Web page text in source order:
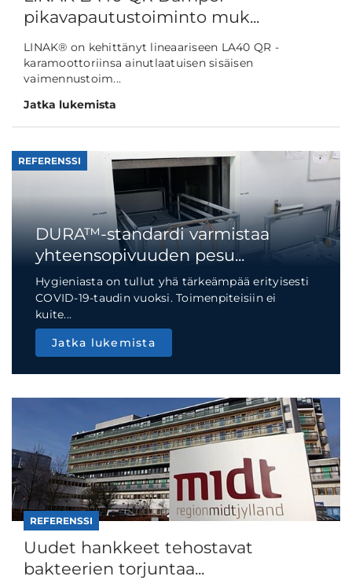
pikavapautustoiminto muk...
LINAK® on kehittänyt lineaariseen LA40 QR -
karamoottoriinsa ainutlaatuisen sisäisen
vaimennustoim...
Jatka lukemista
REFERENSSI
DURA™-standardi varmistaa
yhteensopivuuden pesu...
Hygieniasta on tullut yhä tärkeämpää erityisesti
COVID-19-taudin vuoksi. Toimenpiteisiin ei
kuite...
Jatka lukemista
REFERENSSI
Uudet hankkeet tehostavat
bakteerien torjuntaa...